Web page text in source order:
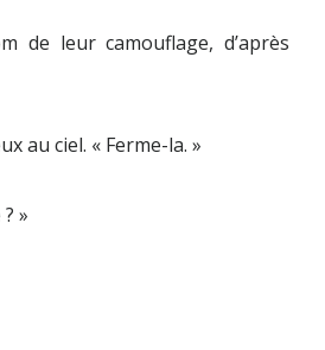
de leur camouflage, d’après
au ciel. « Ferme-la. »
»